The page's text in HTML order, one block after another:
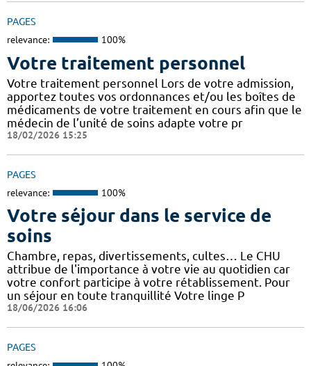
PAGES
relevance: 100%
Votre traitement personnel
Votre traitement personnel Lors de votre admission,
apportez toutes vos ordonnances et/ou les boîtes de
médicaments de votre traitement en cours afin que le
médecin de l’unité de soins adapte votre pr
18/02/2026 15:25
PAGES
relevance: 100%
Votre séjour dans le service de
soins
Chambre, repas, divertissements, cultes… Le CHU
attribue de l'importance à votre vie au quotidien car
votre confort participe à votre rétablissement. Pour
un séjour en toute tranquillité Votre linge P
18/06/2026 16:06
PAGES